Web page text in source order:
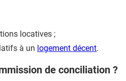
locatives ;
à un logement décent.
de conciliation ?